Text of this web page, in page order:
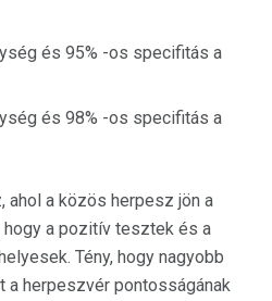
és 95% -os specifitás a
és 98% -os specifitás a
ahol a közös herpesz jön a
a pozitív tesztek és a
Tény, hogy nagyobb
a herpeszvér pontosságának